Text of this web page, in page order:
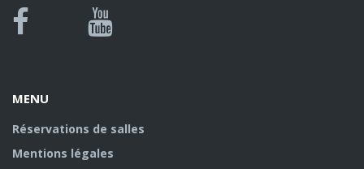
Bluesky
Canal
MENU
Réservations de salles
Mentions légales